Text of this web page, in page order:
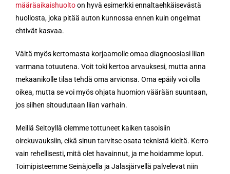
määräaikaishuoltoon hyvä esimerkki ennaltaehkäisevästä
huollosta, joka pitää auton kunnossa ennen kuin ongelmat
ehtivät kasvaa.
Vältä myös kertomasta korjaamolle omaa diagnoosiasi liian
varmana totuutena. Voit toki kertoa arvauksesi, mutta anna
mekaanikolle tilaa tehdä oma arvionsa. Oma epäily voi olla
oikea, mutta se voi myös ohjata huomion väärään suuntaan,
jos siihen sitoudutaan liian varhain.
Meillä Seitoyllä olemme tottuneet kaiken tasoisiin
oirekuvauksiin, eikä sinun tarvitse osata teknistä kieltä. Kerro
vain rehellisesti, mitä olet havainnut, ja me hoidamme loput.
Toimipisteemme Seinäjoella ja Jalasjärvellä palvelevat niin